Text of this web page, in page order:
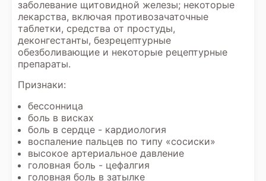
заболевание щитовидной железы; некоторые
лекарства, включая противозачаточные
таблетки, средства от простуды,
деконгестанты, безрецептурные
обезболивающие и некоторые рецептурные
препараты.
Признаки:
бессонница
боль в висках
боль в сердце - кардиология
воспаление пальцев по типу «сосиски»
высокое артериальное давление
головная боль - цефалгия
головная боль в затылке